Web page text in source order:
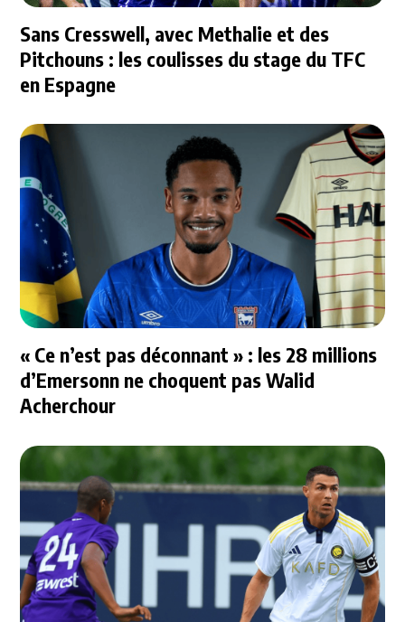
Sans Cresswell, avec Methalie et des
Pitchouns : les coulisses du stage du TFC
en Espagne
« Ce n’est pas déconnant » : les 28 millions
d’Emersonn ne choquent pas Walid
Acherchour